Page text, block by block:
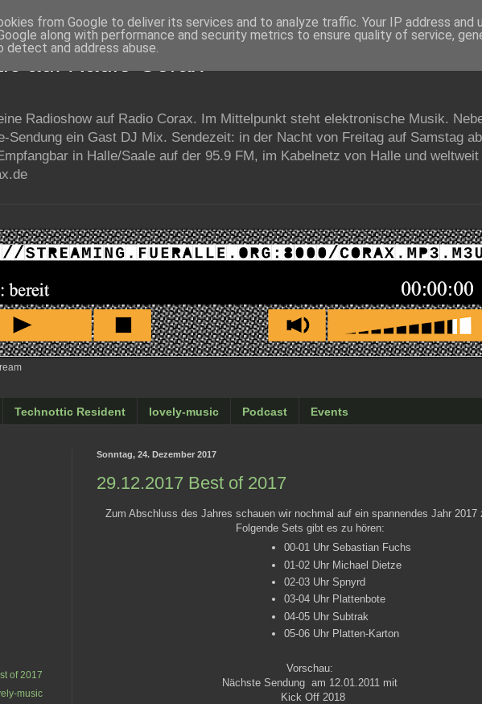
auf Radio Corax
Radioshow auf Radio Corax. Im Mittelpunkt steht elektronische Musik.
Sendung ein Gast DJ Mix. Sendezeit: in der Nacht von Freitag auf Samstag
in Halle/Saale auf der 95.9 FM, im Kabelnetz von Halle und
Technottic Resident lovely-music Podcast Events
Sonntag, 24. Dezember 2017
29.12.2017 Best of 2017
Zum Abschluss des Jahres schauen wir nochmal auf ein spannendes Jahr 2017
Folgende Sets gibt es zu hören:
00-01 Uhr Sebastian Fuchs
01-02 Uhr Michael Dietze
02-03 Uhr Spnyrd
03-04 Uhr Plattenbote
04-05 Uhr Subtrak
05-06 Uhr Platten-Karton
Vorschau:
Nächste Sendung am 12.01.2011 mit
Kick Off 2018
of 2017
music
from Google to deliver its services and to analyze traffic. Your IP address and
along with performance and security metrics to ensure quality of service,
and address abuse.